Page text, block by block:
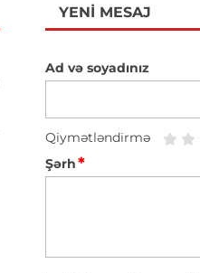
YENI MESAJ
Ad və soyadınız
Qiymətləndirmə
Şərh*